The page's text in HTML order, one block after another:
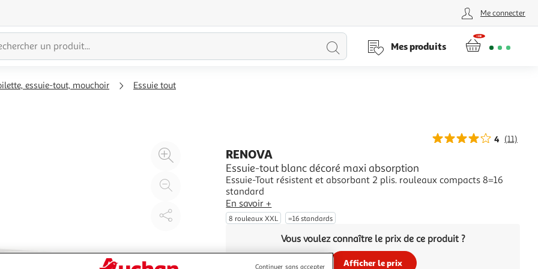
Me connecter
Lancer
Mes produits
essuie-tout, mouchoir Essuie tout
Agrandir
l'illustration
l'illustration
Partager
4 (11)
RENOVA
Essuie-tout blanc décoré maxi absorption
Essuie-Tout résistent et absorbant 2 plis. rouleaux compacts 8=16
standard
En savoir +
8 rouleaux XXL =16 standards
Vous voulez connaître le prix de ce produit ?
Afficher le prix
Continuer sans accepter